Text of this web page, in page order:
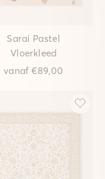
Sarai Pastel
Vloerkleed
vanaf€89,00